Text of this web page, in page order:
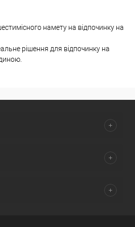
намету на відпочинку на
рішення для відпочинку на